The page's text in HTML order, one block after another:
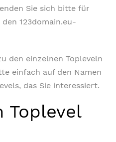
Sie sich bitte für
123domain.eu-
den einzelnen Topleveln
einfach auf den Namen
das Sie interessiert.
Toplevel